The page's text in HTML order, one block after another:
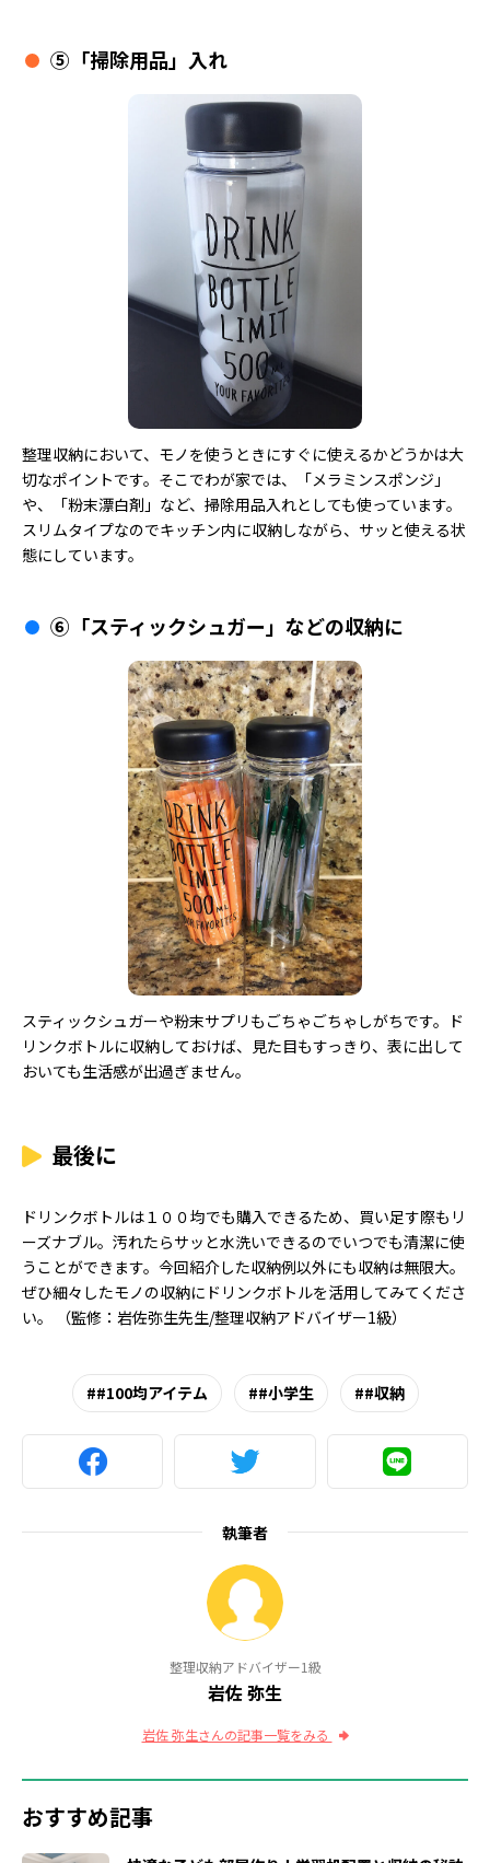
⑤「掃除用品」入れ
整理収納において、モノを使うときにすぐに使えるかどうかは大
切なポイントです。そこでわが家では、「メラミンスポンジ」
や、「粉末漂白剤」など、掃除用品入れとしても使っています。
スリムタイプなのでキッチン内に収納しながら、サッと使える状
態にしています。
⑥「スティックシュガー」などの収納に
スティックシュガーや粉末サプリもごちゃごちゃしがちです。ド
リンクボトルに収納しておけば、見た目もすっきり、表に出して
おいても生活感が出過ぎません。
最後に
ドリンクボトルは１００均でも購入できるため、買い足す際もリ
ーズナブル。汚れたらサッと水洗いできるのでいつでも清潔に使
うことができます。今回紹介した収納例以外にも収納は無限大。
ぜひ細々したモノの収納にドリンクボトルを活用してみてくださ
い。 （監修：岩佐弥生先生/整理収納アドバイザー1級）
#100均アイテム #小学生 #収納
執筆者
整理収納アドバイザー1級
岩佐 弥生
岩佐 弥生さんの記事一覧をみる
おすすめ記事